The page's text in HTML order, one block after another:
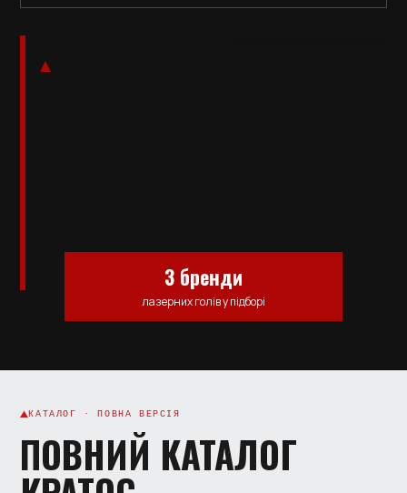
3 бренди
лазерних голів у підборі
КАТАЛОГ · ПОВНА ВЕРСІЯ
ПОВНИЙ КАТАЛОГ